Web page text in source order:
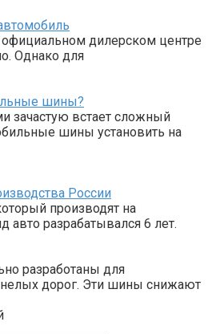
официальном дилерском центре
Однако для
шины?
зачастую встает сложный
шины установить на
России
производят на
авто разрабатывался 6 лет.
разработаны для
дорог. Эти шины снижают